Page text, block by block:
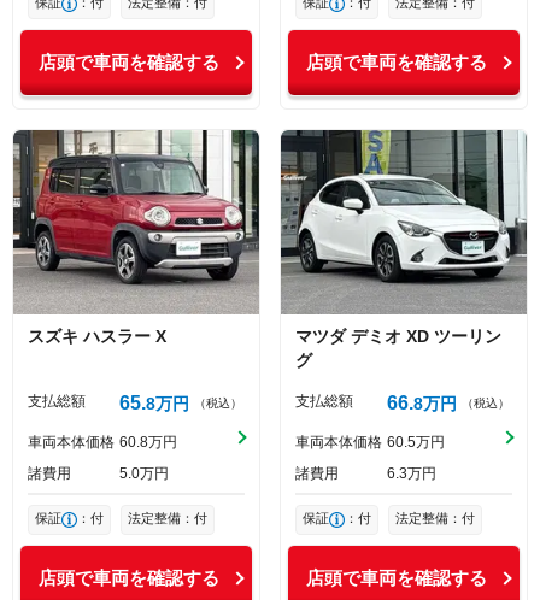
店頭で車両を確認する 店頭で車両を確認する
スズキ ハスラー X
支払総額 65 8万円 （税込）
車両本体価格 60 8万円
諸費用
5 0万円
保証 ：付 法定整備：付
店頭で車両を確認する
マツダ デミオ XD ツーリン
グ
支払総額 66 8万円 （税込）
車両本体価格 60 5万円
諸費用
6 3万円
保証 ：付 法定整備：付
店頭で車両を確認する